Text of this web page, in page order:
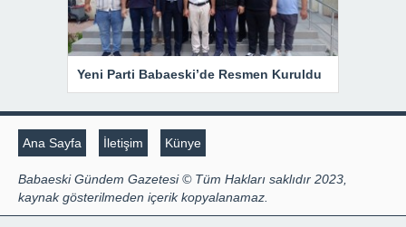
Yeni Parti Babaeski’de Resmen Kuruldu
Ana Sayfa İletişim Künye
Babaeski Gündem Gazetesi © Tüm Hakları saklıdır 2023,
kaynak gösterilmeden içerik kopyalanamaz.